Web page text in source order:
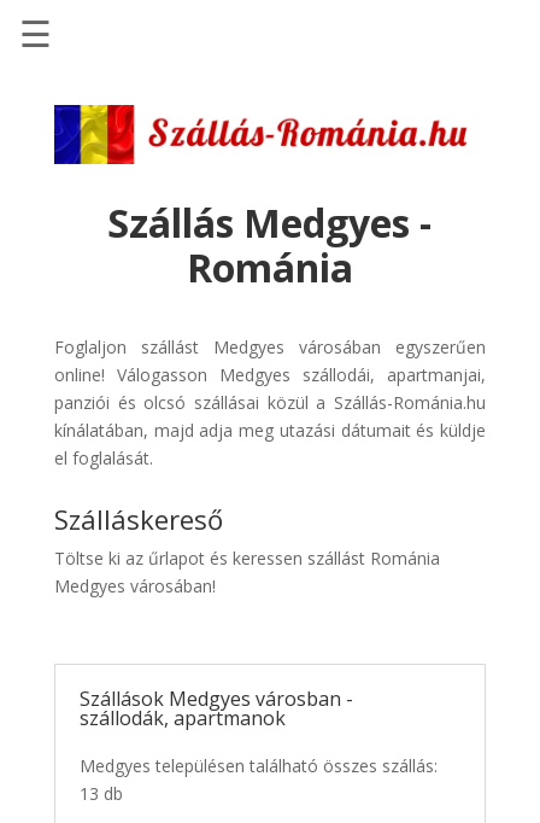
Szállások
Repülőjegy
pénzvisszatérítéssel
Discover
Cars
Transzfer
Kiwi
Taxi
☰
Szállás Medgyes -
Románia
Foglaljon szállást Medgyes városában egyszerűen
online! Válogasson Medgyes szállodái, apartmanjai,
panziói és olcsó szállásai közül a Szállás-Románia.hu
kínálatában, majd adja meg utazási dátumait és küldje
el foglalását.
Szálláskereső
Töltse ki az űrlapot és keressen szállást Románia
Medgyes városában!
Szállások Medgyes városban -
szállodák, apartmanok
Medgyes településen található összes szállás:
13 db